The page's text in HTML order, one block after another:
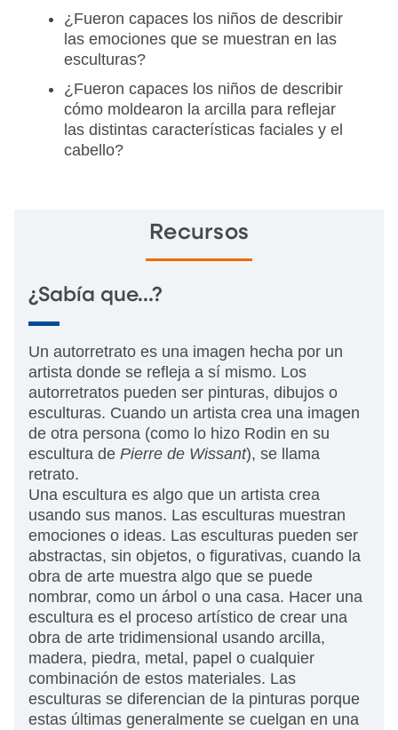
¿Fueron capaces los niños de describir
las emociones que se muestran en las
esculturas?
¿Fueron capaces los niños de describir
cómo moldearon la arcilla para reflejar
las distintas características faciales y el
cabello?
Recursos
¿Sabía que…?
Un autorretrato es una imagen hecha por un
artista donde se refleja a sí mismo. Los
autorretratos pueden ser pinturas, dibujos o
esculturas. Cuando un artista crea una imagen
de otra persona (como lo hizo Rodin en su
escultura de Pierre de Wissant), se llama
retrato.
Una escultura es algo que un artista crea
usando sus manos. Las esculturas muestran
emociones o ideas. Las esculturas pueden ser
abstractas, sin objetos, o figurativas, cuando la
obra de arte muestra algo que se puede
nombrar, como un árbol o una casa. Hacer una
escultura es el proceso artístico de crear una
obra de arte tridimensional usando arcilla,
madera, piedra, metal, papel o cualquier
combinación de estos materiales. Las
esculturas se diferencian de la pinturas porque
estas últimas generalmente se cuelgan en una